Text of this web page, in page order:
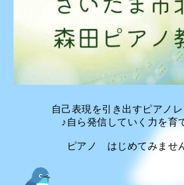
自己表現を引き出すピアノ
♪自ら発信していく力を育
ピアノ はじめてみませ